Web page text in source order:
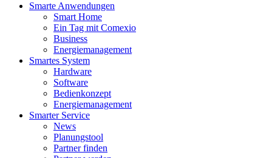
Smarte Anwendungen
Smart Home
Ein Tag mit Comexio
Business
Energiemanagement
Smartes System
Hardware
Software
Bedienkonzept
Energiemanagement
Smarter Service
News
Planungstool
Partner finden